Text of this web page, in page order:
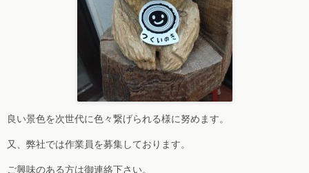
良い景色を次世代に色々繋げられる様に努めます。
又、弊社では作業員を募集しております。
ご興味のある方は御連絡下さい。